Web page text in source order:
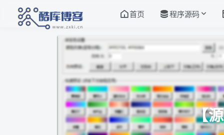
首页 程序源码
【